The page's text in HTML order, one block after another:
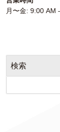
月〜金: 9:00 AM
検索